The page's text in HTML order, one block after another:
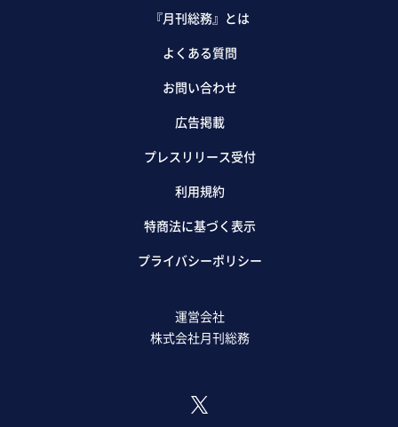
『月刊総務』とは
よくある質問
お問い合わせ
広告掲載
プレスリリース受付
利用規約
特商法に基づく表示
プライバシーポリシー
運営会社
株式会社月刊総務